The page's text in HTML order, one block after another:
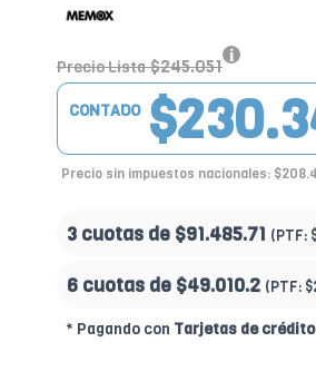
Precio Lista $245.051
CONTADO
Precio sin impuestos nacionales:
3 cuotas de $91.485.71 (PTF:
6 cuotas de $49.010.2 (PTF:
* Pagando con Tarjetas de crédito